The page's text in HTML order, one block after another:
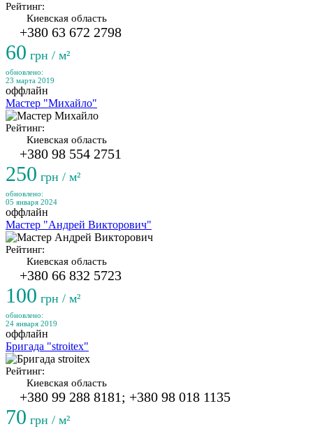
Рейтинг:
Киевская область
+380 63 672 2798
60 грн / м²
обновлено:
23 марта 2019
оффлайн
Мастер "Михайло"
Рейтинг:
Киевская область
+380 98 554 2751
250 грн / м²
обновлено:
05 января 2024
оффлайн
Мастер "Андрей Викторович"
Рейтинг:
Киевская область
+380 66 832 5723
100 грн / м²
обновлено:
24 января 2019
оффлайн
Бригада "stroitex"
Рейтинг:
Киевская область
+380 99 288 8181; +380 98 018 1135
70 грн / м²